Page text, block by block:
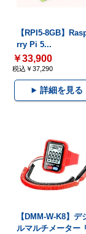
【RPI5-8GB】
rry Pi 5...
￥33,900
税込￥37,290
詳細を見る
【DMM-W-K8】デ
ルマルチメーター